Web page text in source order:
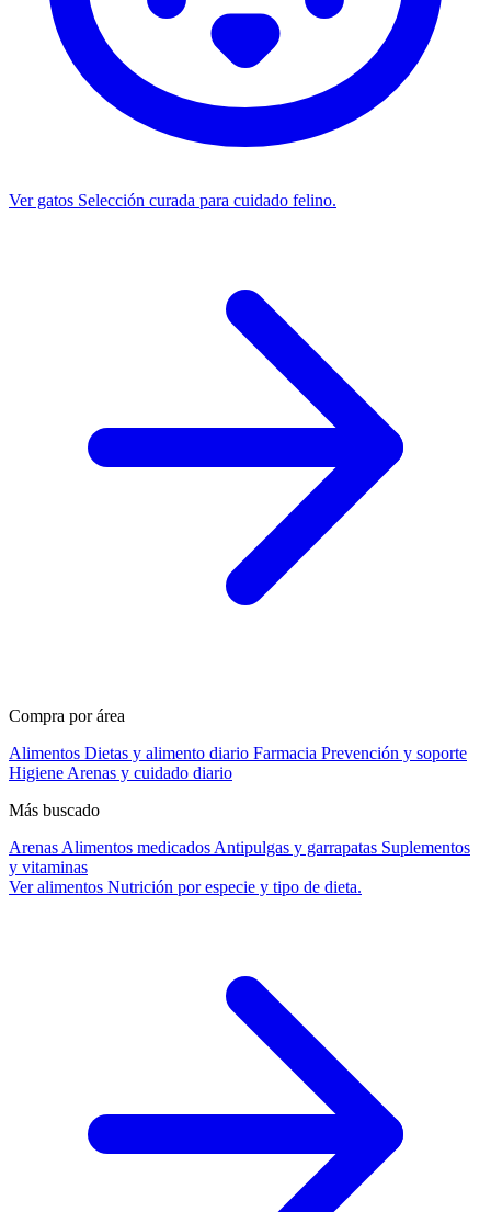
Ver gatos Selección curada para cuidado felino.
Compra por área
Alimentos Dietas y alimento diario Farmacia Prevención y soporte
Higiene Arenas y cuidado diario
Más buscado
Arenas Alimentos medicados Antipulgas y garrapatas Suplementos
y vitaminas
Ver alimentos Nutrición por especie y tipo de dieta.